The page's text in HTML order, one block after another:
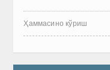
Ҳаммасино кўриш